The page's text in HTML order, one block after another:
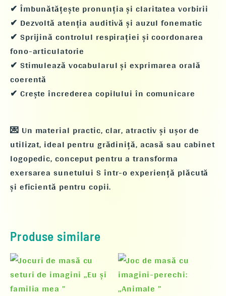
✔ Îmbunătățește pronunția și claritatea vorbirii
✔ Dezvoltă atenția auditivă și auzul fonematic
✔ Sprijină controlul respirației și coordonarea
fono-articulatorie
✔ Stimulează vocabularul și exprimarea orală
coerentă
✔ Crește încrederea copilului în comunicare
💌 Un material practic, clar, atractiv și ușor de
utilizat, ideal pentru grădiniță, acasă sau cabinet
logopedic, conceput pentru a transforma
exersarea sunetului Sîntr-o experiență plăcută
și eficientă pentru copii.
Produse similare